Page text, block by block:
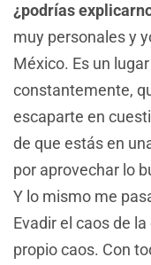
¿podrías
muy personales y
México. Es un
constantemente,
escaparte en
de que estás en
por aprovechar lo
Y lo mismo me
Evadir el caos de
propio caos. Con